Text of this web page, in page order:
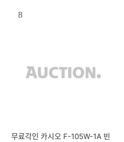
8
무료각인 카시오 F-105W-1A 빈